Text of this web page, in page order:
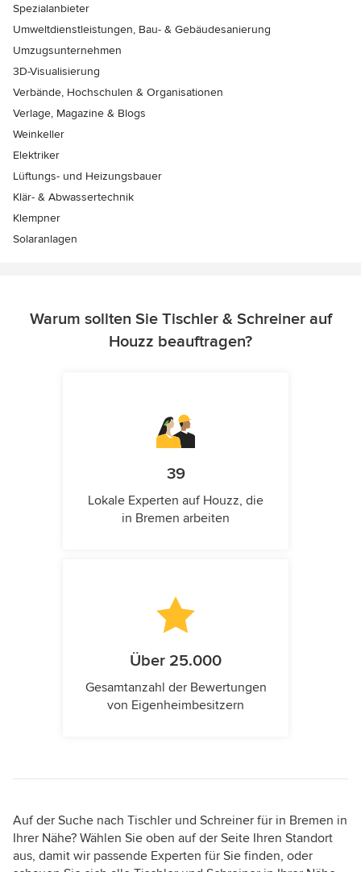
Spezialanbieter
Umweltdienstleistungen, Bau- & Gebäudesanierung
Umzugsunternehmen
3D-Visualisierung
Verbände, Hochschulen & Organisationen
Verlage, Magazine & Blogs
Weinkeller
Elektriker
Lüftungs- und Heizungsbauer
Klär- & Abwassertechnik
Klempner
Solaranlagen
Warum sollten Sie Tischler & Schreiner auf
Houzz beauftragen?
39
Lokale Experten auf Houzz, die
in Bremen arbeiten
Über 25.000
Gesamtanzahl der Bewertungen
von Eigenheimbesitzern
Auf der Suche nach Tischler und Schreiner für in Bremen in
Ihrer Nähe? Wählen Sie oben auf der Seite Ihren Standort
aus, damit wir passende Experten für Sie finden, oder